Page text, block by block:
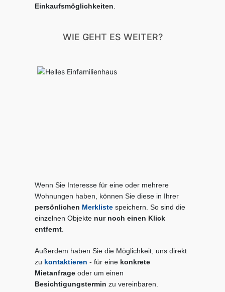
Einkaufsmöglichkeiten
WIE GEHT ES WEITER?
Wenn Sie Interesse für eine oder mehrere
Wohnungen haben, können Sie diese in Ihrer
persönlichen Merklistespeichern. So sind die
einzelnen Objekte nur noch einen Klick
entfernt.
Außerdem haben Sie die Möglichkeit, uns direkt
zu kontaktieren - für eine konkrete
Mietanfrageoder um einen
Besichtigungstermin zu vereinbaren.